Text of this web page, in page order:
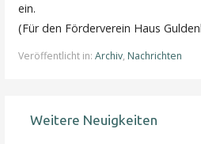
ein.
(Für den Förderverein Haus
Veröffentlicht in:Archiv, Nachrichten
Weitere Neuigkeiten